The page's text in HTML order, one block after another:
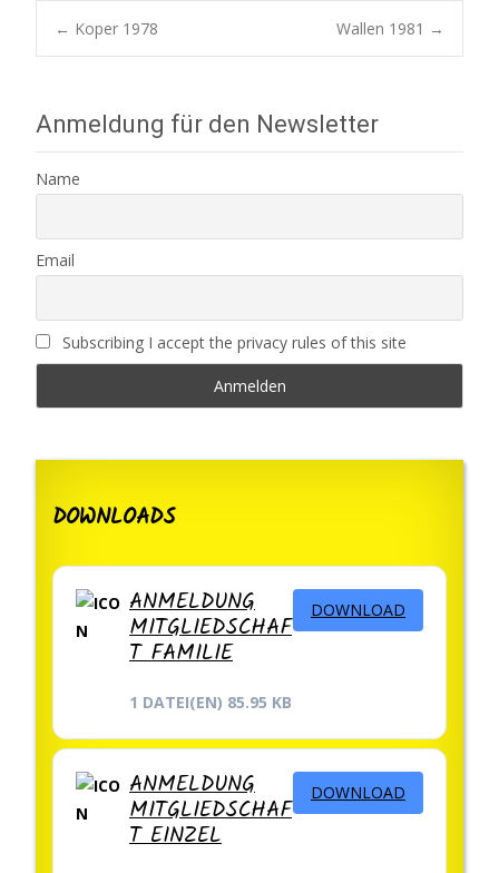
Post
navigation
← Koper 1978 Wallen 1981 →
Anmeldung für den Newsletter
Name
Email
Subscribing I accept the privacy rules of this site
DOWNLOADS
ANMELDUNG
MITGLIEDSCHAF
T FAMILIE
1 DATEI(EN) 85.95 KB
DOWNLOAD
ANMELDUNG
MITGLIEDSCHAF
T EINZEL
DOWNLOAD